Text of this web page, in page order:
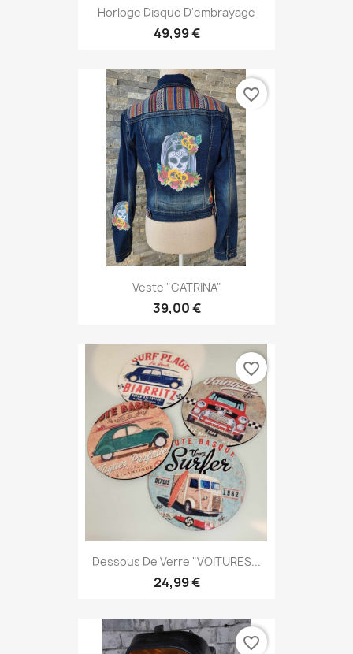
Horloge Disque D'embrayage
49,99 €
Veste "CATRINA"
39,00 €
favorite_border
Dessous De Verre "VOITURES...
24,99 €
favorite_border
favorite_border